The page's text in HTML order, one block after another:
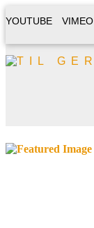
YOUTUBE VIMEO